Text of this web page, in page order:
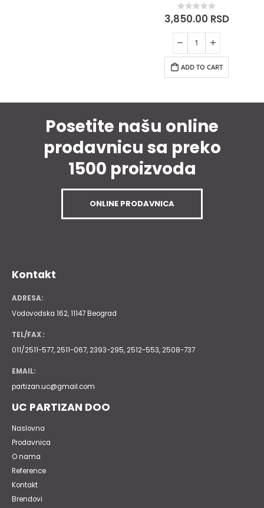
0out of 5
3,850.00 RSD
ADD TO CART
Posetite našu online
prodavnicu sa preko
1500 proizvoda
ONLINE PRODAVNICA
Kontakt
ADRESA:
Vodovodska 162, 11147 Beograd
TEL/FAX :
011/2511-577, 2511-067, 2393-295, 2512-553, 2508-737
EMAIL:
partizan.uc@gmail.com
UC PARTIZAN DOO
Naslovna
Prodavnica
O nama
Reference
Kontakt
Brendovi